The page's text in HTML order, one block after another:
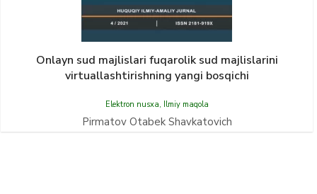
Onlayn sud majlislari fuqarolik sud majlislarini
virtuallashtirishning yangi bosqichi
Elektron nusxa, Ilmiy maqola
Pirmatov Otabek Shavkatovich